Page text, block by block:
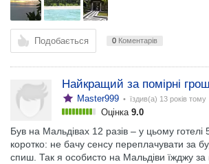
Подобається 0 Коментарів
Найкращий за помірні
Master999 • їздив(а) 13 років тому
Оцінка 9.0
Був на Мальдівах 12 разів – у цьому готелі
коротко: не бачу сенсу переплачувати за
спиш. Так я особисто на Мальдіви їжджу